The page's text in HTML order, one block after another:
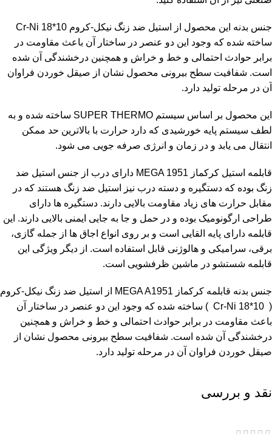
جنس بدنه این محصول از استیل ضد زنگ نیکل-کروم Cr-Ni 18*10
ساخته شده که وجود این دو عنصر در ساختار آن باعث مقاومت در
برابر حوادث احتمالی و خط و خراش و همچنین درخشندگی آن شده
است. شفافیت سطح بیرونی محصول نشان از صیقل خوردن فراوان
آن در مرحله تولید دارد.
این محصول بر اساس سیستم SUPER THERMO ساخته شده و به
لطف سیستم پایه خورشیدی که دارد حرارت با بالاترین حد ممکن
انتقال می یابد و در زمان و انرژی صرفه جویی می شود.
قابلمه استیل کرکماز
MEGA 1951 دارای درب از جنس استیل ضد
زنگ بوده که دستگیره و دسته درب نیز استیل ضد زنگ هستند که در
مقابل حرارت های زیاد مقاومت بالایی دارند. دستگیره ها دارای
طراحی ارگونومیک بوده و در حمل و جا به جایی ایمنی بالایی دارند. این
قابلمه دارای پایه القایی است و بر روی انواع اجاق ها از جمله گازی،
برقی، سرامیکی و هالوژنی قابل استفاده است. از دیگر ویژگی این
قابلمه شستشو در ماشین ظرفشویی است.
جنس بدنه قابلمه کرکماز
MEGA A1951 از استیل ضد زنگ نیکل-کروم
( Cr-Ni 18*10 ) ساخته شده که وجود این دو عنصر در ساختار آن
باعث مقاومت در برابر حوادث احتمالی و خط و خراش و همچنین
درخشندگی آن شده است. شفافیت سطح بیرونی محصول نشان از
صیقل خوردن فراوان آن در مرحله تولید دارد.
نقد و بررسی